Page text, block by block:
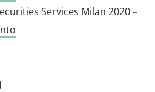
Services Milan 2020–